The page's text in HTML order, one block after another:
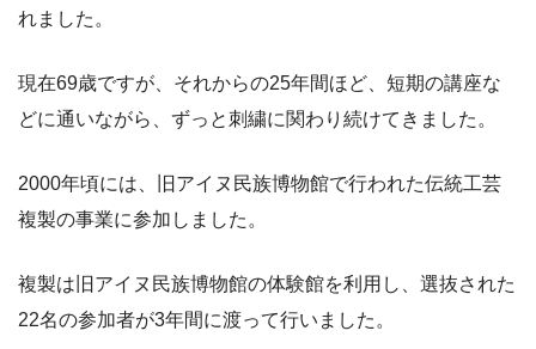
れました。
現在69歳ですが、それからの25年間ほど、短期の講座な
どに通いながら、ずっと刺繍に関わり続けてきました。
2000年頃には、旧アイヌ民族博物館で行われた伝統工芸
複製の事業に参加しました。
複製は旧アイヌ民族博物館の体験館を利用し、選抜された
22名の参加者が3年間に渡って行いました。